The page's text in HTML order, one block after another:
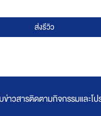
ส่งรีวิว
ข่าวสารติดตามกิจกรรมและโป